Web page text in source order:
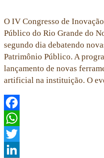
O IV Congresso de
Público do Rio Grande do
segundo dia debatendo
Patrimônio Público. A
lançamento de novas
artificial na instituição. O
Facebook
WhatsApp
Twitter